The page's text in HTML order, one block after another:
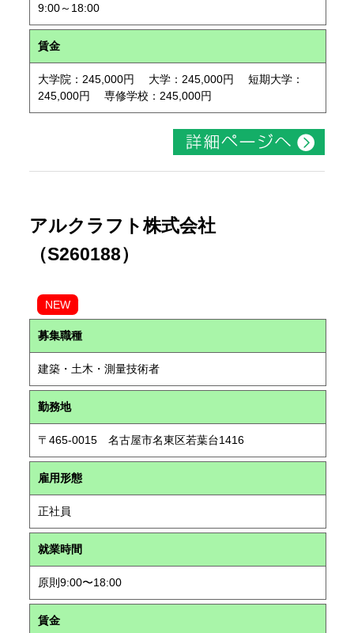
9:00～18:00
賃金
大学院：245,000円 大学：245,000円 短期大学：
245,000円 専修学校：245,000円
アルクラフト株式会社
（S260188）
NEW
募集職種
建築・土木・測量技術者
勤務地
〒465-0015 名古屋市名東区若葉台1416
雇用形態
正社員
就業時間
原則9:00〜18:00
賃金